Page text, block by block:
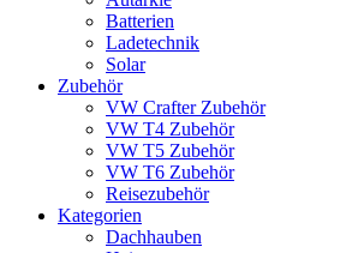
Batterien
Ladetechnik
Solar
Zubehör
VW Crafter Zubehör
VW T4 Zubehör
VW T5 Zubehör
VW T6 Zubehör
Reisezubehör
Kategorien
Dachhauben